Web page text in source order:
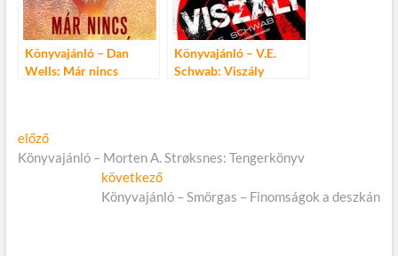
Könyvajánló – Dan
Wells: Már nincs
Könyvajánló – V.E.
Schwab: Viszály
Bejegyzés
navigáció
előzőElőző
cikk:
Könyvajánló – Morten A. Strøksnes: Tengerkönyv
következőKövetkező
cikk:
Könyvajánló – Smörgas – Finomságok a deszkán